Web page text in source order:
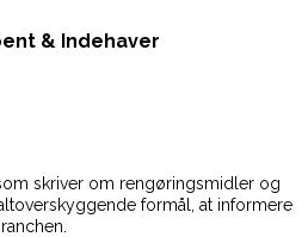
& Indehaver
skriver om rengøringsmidler og
formål, at informere